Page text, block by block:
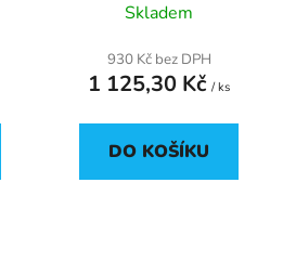
Skladem
930 Kč bez DPH
1 125,30 Kč / ks
DO KOŠÍKU